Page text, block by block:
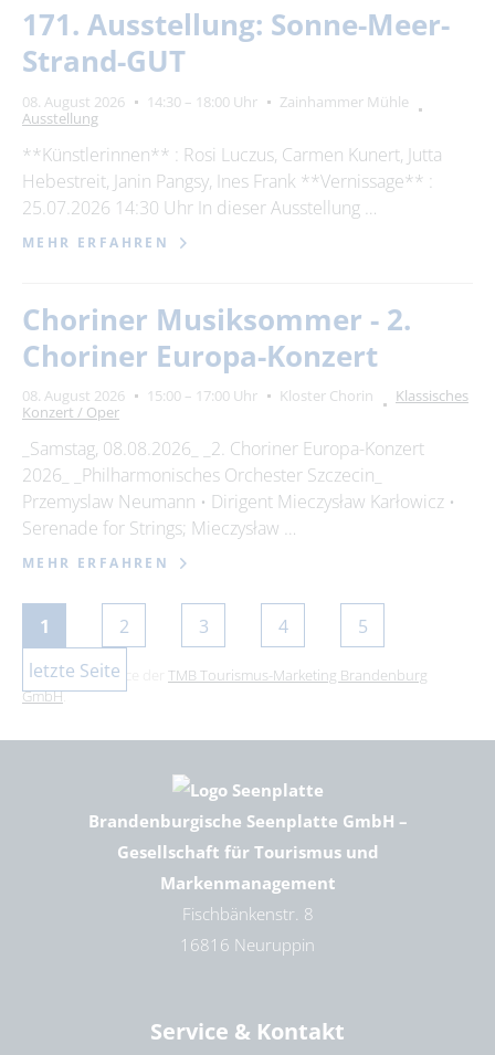
171. Ausstellung: Sonne-Meer-
Strand-GUT
08. August 2026 14:30 – 18:00 Uhr
Zainhammer Mühle
Ausstellung
**Künstlerinnen** : Rosi Luczus, Carmen Kunert, Jutta
Hebestreit, Janin Pangsy, Ines Frank **Vernissage** :
25.07.2026 14:30 Uhr In dieser Ausstellung …
MEHR ERFAHREN
Choriner Musiksommer - 2.
Choriner Europa-Konzert
08. August 2026 15:00 – 17:00 Uhr Kloster Chorin
Klassisches
Konzert / Oper
_Samstag, 08.08.2026_ _2. Choriner Europa-Konzert
2026_ _Philharmonisches Orchester Szczecin_
Przemyslaw Neumann • Dirigent Mieczysław Karłowicz •
Serenade for Strings; Mieczysław …
MEHR ERFAHREN
1 2 3 4
5
letzte Seite
Dies ist ein Service der TMB Tourismus-Marketing Brandenburg
GmbH.
Brandenburgische Seenplatte GmbH –
Gesellschaft für Tourismus und
Markenmanagement
Fischbänkenstr. 8
16816 Neuruppin
Service & Kontakt